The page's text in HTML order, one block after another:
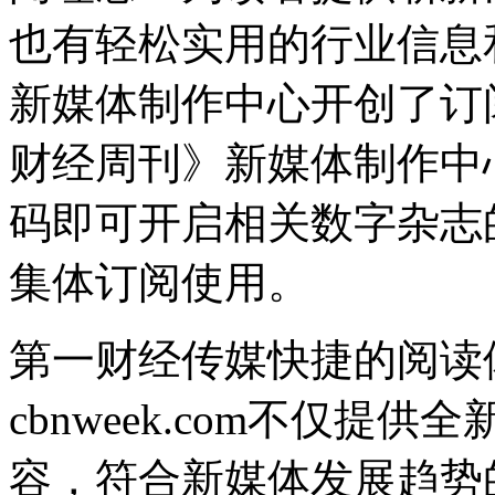
也有轻松实用的行业信
新媒体制作中心开创了
财经周刊》新媒体制作
码即可开启相关数字杂
集体订阅使用。
第一财经传媒快捷的阅
cbnweek.com不仅提供
容，符合新媒体发展趋